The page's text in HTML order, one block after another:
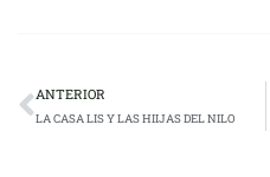
ANTERIOR
LA CASA LIS Y LAS HIIJAS DEL NILO